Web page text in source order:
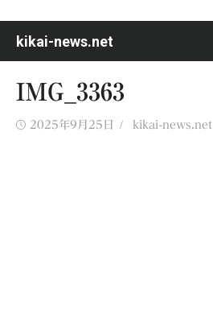
content
kikai-news.net
IMG_3363
Posted
2025年9月25日 Author
kikai-news.net